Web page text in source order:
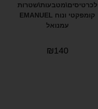
לכרטיסים\מטבעות\שטרות
קומפקטי ונוח EMANUEL
עמנואל
₪140